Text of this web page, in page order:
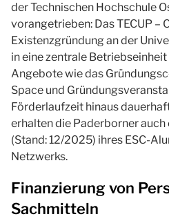
der Technischen Hochschule
vorangetrieben: Das TECUP –
Existenzgründung an der
in eine zentrale
Angebote wie das
Space und
Förderlaufzeit hinaus
erhalten die Paderborner
(Stand: 12/2025) ihres ESC-
Netzwerks.
Finanzierung von
Sachmitteln